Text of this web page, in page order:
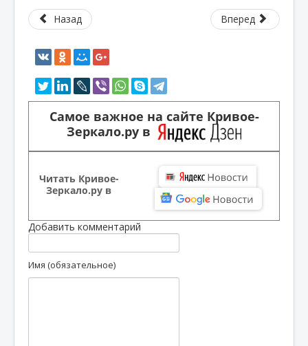
Назад Вперед
Самое важное на сайте Кривое-
Зеркало.ру в
Читать Кривое-
Зеркало.ру в
Добавить комментарий
Имя (обязательное)